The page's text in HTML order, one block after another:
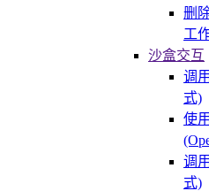
删
工
沙盒交互
调
式)
使
调
式)